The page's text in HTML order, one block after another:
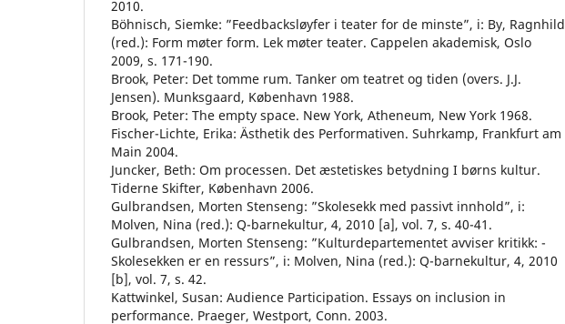
2010.
Böhnisch, Siemke: ”Feedbacksløyfer i teater for de minste”, i: By, Ragnhild
(red.): Form møter form. Lek møter teater. Cappelen akademisk, Oslo
2009, s. 171-190.
Brook, Peter: Det tomme rum. Tanker om teatret og tiden (overs. J.J.
Jensen). Munksgaard, København 1988.
Brook, Peter: The empty space. New York, Atheneum, New York 1968.
Fischer-Lichte, Erika: Ästhetik des Performativen. Suhrkamp, Frankfurt am
Main 2004.
Juncker, Beth: Om processen. Det æstetiskes betydning I børns kultur.
Tiderne Skifter, København 2006.
Gulbrandsen, Morten Stenseng: ”Skolesekk med passivt innhold”, i:
Molven, Nina (red.): Q-barnekultur, 4, 2010 [a], vol. 7, s. 40-41.
Gulbrandsen, Morten Stenseng: ”Kulturdepartementet avviser kritikk: -
Skolesekken er en ressurs”, i: Molven, Nina (red.): Q-barnekultur, 4, 2010
[b], vol. 7, s. 42.
Kattwinkel, Susan: Audience Participation. Essays on inclusion in
performance. Praeger, Westport, Conn. 2003.